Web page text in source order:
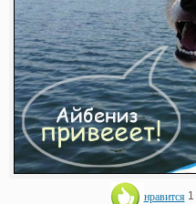
нравится 1